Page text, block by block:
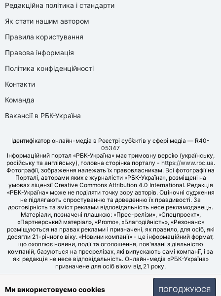
Редакційна політика і стандарти
Як стати нашим автором
Правила користування
Правова інформація
Політика конфіденційності
Контакти
Команда
Вакансії в РБК-Україна
Ідентифікатор онлайн-медіа в Реєстрі суб’єктів у сфері медіа — R40-
05347
Інформаційний портал «РБК-Україна» має тримовну версію (українську,
російську та англійську), головна сторінка порталу - https://www.rbc.ua.
Фотографії, зображення належать їх правовласникам. Всі фотографії на
Порталі, авторами яких є журналісти «РБК-Україна», розміщені на
умовах ліцензії Creative Commons Attribution 4.0 International. Редакція
«РБК-Україна» може не поділяти точку зору авторів. Оціночні судження
не підлягають спростуванню та доведенню їх правдивості. За
достовірність та зміст реклами відповідальність несе рекламодавець.
Матеріали, позначені плашкою: «Прес-релізи», «Спецпроект»,
«Партнерський матеріал», «Promo», «Благодійність», «Резонанс»
розміщуються на правах реклами і призначені, як правило, для осіб, які
досягли 21-річного віку. «Новини компанії» - це інформаційний формат,
що охоплює новини, події та оголошення, пов'язані з діяльністю
компаній, базуються на пресрелізах, які випускають самі компанії, і за
які редакція не несе відповідальність. Онлайн-медіа «РБК-Україна»
призначене для осіб віком від 21 року.
© LLC «UBT MEDIA», 2006-2026.
Ми використовуємо cookies ПОГОДЖУЮСЯ